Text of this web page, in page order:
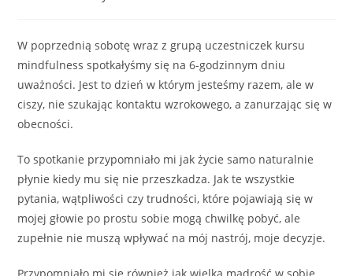
W poprzednią sobotę wraz z grupą uczestniczek kursu
mindfulness spotkałyśmy się na 6-godzinnym dniu
uważności. Jest to dzień w którym jesteśmy razem, ale w
ciszy, nie szukając kontaktu wzrokowego, a zanurzając się w
obecności.
To spotkanie przypomniało mi jak życie samo naturalnie
płynie kiedy mu się nie przeszkadza. Jak te wszystkie
pytania, wątpliwości czy trudności, które pojawiają się w
mojej głowie po prostu sobie mogą chwilkę pobyć, ale
zupełnie nie muszą wpływać na mój nastrój, moje decyzje.